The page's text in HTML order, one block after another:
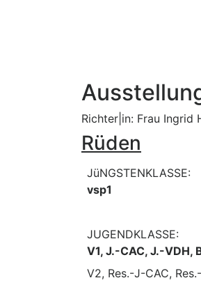
Richter|in: Frau Ingrid
Rüden
JüNGSTENKLASSE:
vsp1
JUGENDKLASSE:
V1, J.-CAC, J.-VDH,
V2, Res.-J-CAC,